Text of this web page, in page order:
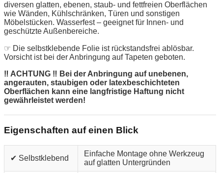
diversen glatten, ebenen, staub- und fettfreien Oberflächen
wie Wänden, Kühlschränken, Türen und sonstigen
Möbelstücken. Wasserfest – geeignet für Innen- und
geschützte Außenbereiche.
☞ Die selbstklebende Folie ist rückstandsfrei ablösbar.
Vorsicht ist bei der Anbringung auf Tapeten geboten.
‼ ACHTUNG ‼ Bei der Anbringung auf unebenen,
angerauten, staubigen oder latexbeschichteten
Oberflächen kann eine langfristige Haftung nicht
gewährleistet werden!
Eigenschaften auf einen Blick
✔ Selbstklebend
Einfache Montage ohne Werkzeug
auf glatten Untergründen